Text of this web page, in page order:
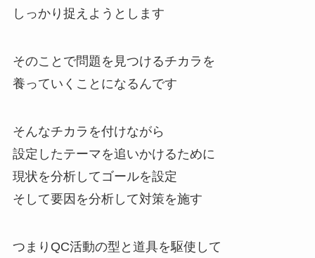
しっかり捉えようとします
そのことで問題を見つけるチカラを
養っていくことになるんです
そんなチカラを付けながら
設定したテーマを追いかけるために
現状を分析してゴールを設定
そして要因を分析して対策を施す
つまりQC活動の型と道具を駆使して